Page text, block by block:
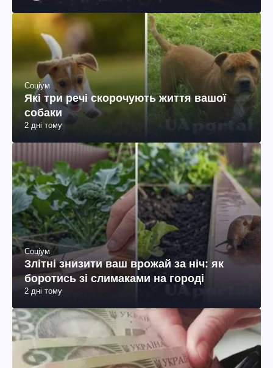
Соціум
Які три речі скорочують життя вашої
собаки
2 дні тому
Соціум
Злітні знизити ваш врожай за ніч: як
боротись зі слимаками на городі
2 дні тому